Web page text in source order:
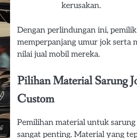
kerusakan.
Dengan perlindungan ini,
memperpanjang umur jok serta
nilai jual mobil mereka.
Pilihan Material Sarung
Custom
Pemilihan material untuk
sangat penting. Material yang